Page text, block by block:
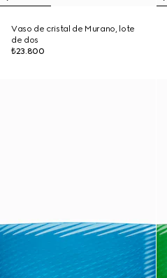
Vaso de cristal de Murano, lote
de dos
₺23.800